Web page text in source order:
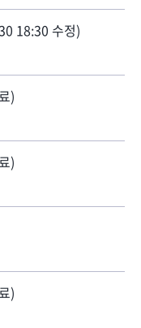
18:30 수정)
)
)
)